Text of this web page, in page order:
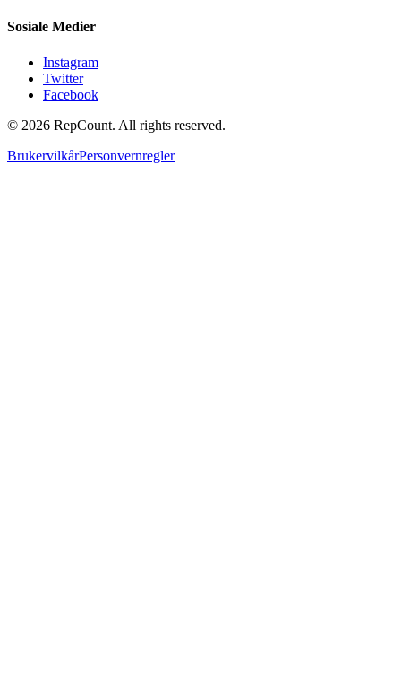
Sosiale Medier
Instagram
Twitter
Facebook
© 2026 RepCount. All rights reserved.
BrukervilkårPersonvernregler